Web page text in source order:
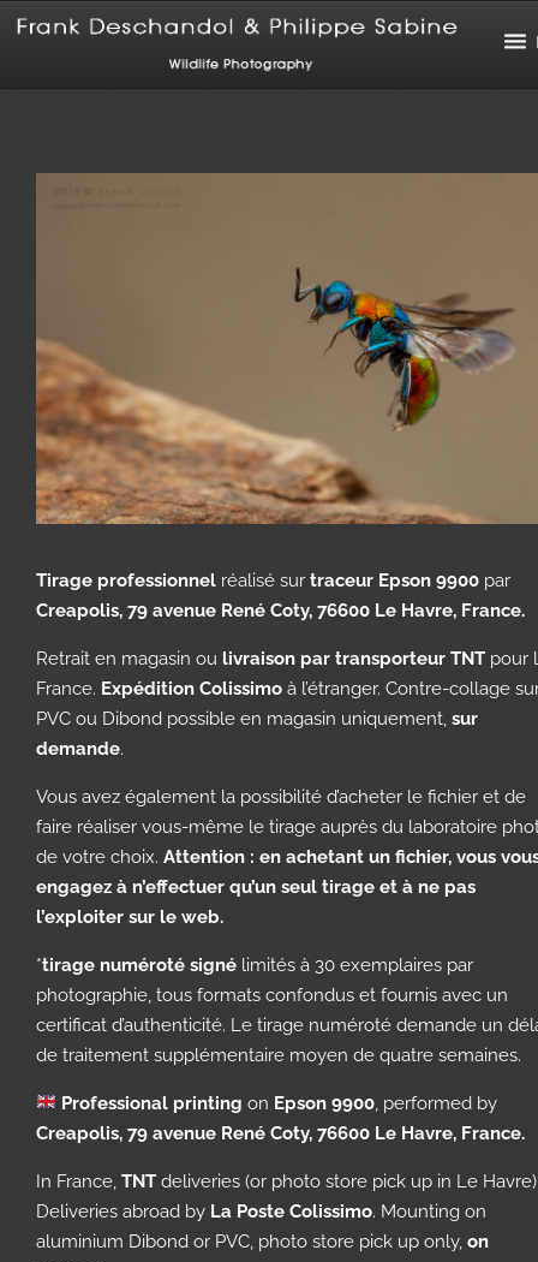
Tirage professionnel réalisé sur traceur Epson 9900 par
Creapolis, 79 avenue René Coty, 76600 Le Havre, France.
Retrait en magasin ou livraison par transporteur TNT pour
France. Expédition Colissimo à l’étranger. Contre-collage
PVC ou Dibond possible en magasin uniquement, sur
demande.
Vous avez également la possibilité d’acheter le fichier et de
faire réaliser vous-même le tirage auprès du laboratoire
de votre choix. Attention : en achetant un fichier, vous
engagez à n’effectuer qu’un seul tirage et à ne pas
l’exploiter sur le web.
*tirage numéroté signé limités à 30 exemplaires par
photographie, tous formats confondus et fournis avec un
certificat d’authenticité. Le tirage numéroté demande un
de traitement supplémentaire moyen de quatre semaines.
Professional printing on Epson 9900 , performed by
Creapolis, 79 avenue René Coty, 76600 Le Havre, France.
In France, TNT deliveries (or photo store pick up in Le
Deliveries abroad by La Poste Colissimo. Mounting on
aluminium Dibond or PVC, photo store pick up only, on